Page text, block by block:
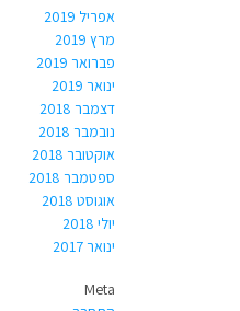
אפריל 2019
מרץ 2019
פברואר 2019
ינואר 2019
דצמבר 2018
נובמבר 2018
אוקטובר 2018
ספטמבר 2018
אוגוסט 2018
יולי 2018
ינואר 2017
Meta